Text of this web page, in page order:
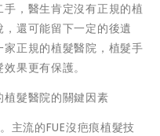
，醫生肯定沒有正規的植
還可能留下一定的後遺
正規的植髮醫院，植髮手
果更有保護。
髮醫院的關鍵因素
主流的FUE沒疤痕植髮技